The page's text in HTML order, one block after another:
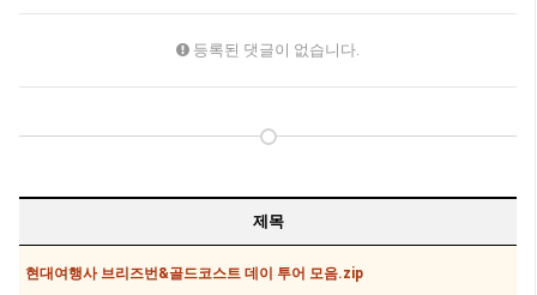
등록된 댓글이 없습니다.
제목
현대여행사 브리즈번&골드코스트 데이 투어 모음.zip